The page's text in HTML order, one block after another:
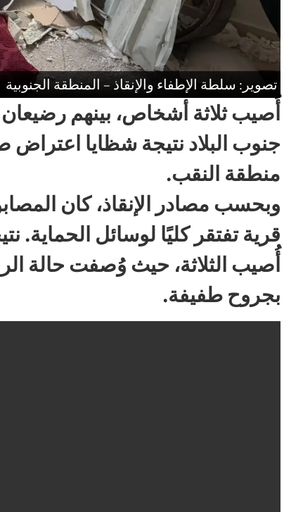
تصوير: سلطة الإطفاء والإنقاذ – المنطقة الجنوبية
أُصيب ثلاثة أشخاص، بينهم
جنوب البلاد نتيجة شظايا
منطقة النقب.
وبحسب مصادر الإنقاذ، كان
قرية تفتقر كليًا لوسائل الحماية.
أُصيب الثلاثة، حيث وُصفت حالة
بجروح طفيفة.